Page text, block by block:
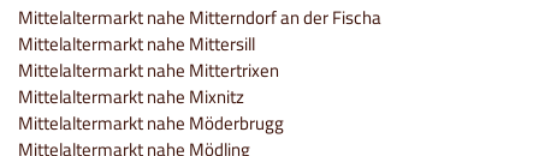
Mittelaltermarkt nahe Mitterndorf an der Fischa
Mittelaltermarkt nahe Mittersill
Mittelaltermarkt nahe Mittertrixen
Mittelaltermarkt nahe Mixnitz
Mittelaltermarkt nahe Möderbrugg
Mittelaltermarkt nahe Mödling